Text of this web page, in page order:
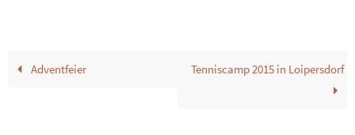
Adventfeier Tenniscamp 2015 in Loipersdorf